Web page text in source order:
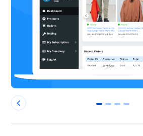
0 1 2 3